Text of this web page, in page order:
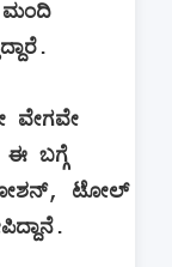
ಮಂದಿ
ವೇಗವೇ
ಬಗ್ಗೆ
ರೋಶನ್, ಟೋಲ್